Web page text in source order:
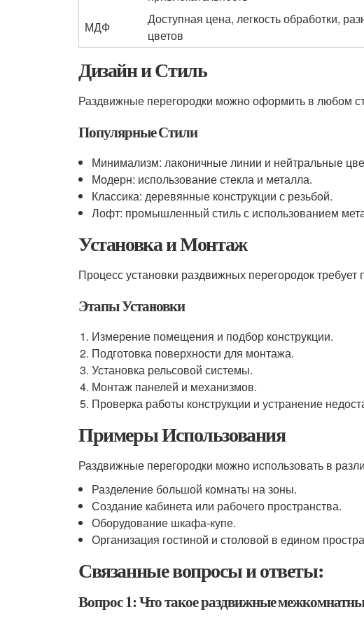
МДФ
Доступная цена, легкость обработки,
цветов
Дизайн и Стиль
Раздвижные перегородки можно оформить в любом
Популярные Стили
Минимализм: лаконичные линии и нейтральные
Модерн: использование стекла и металла.
Классика: деревянные конструкции с резьбой.
Лофт: промышленный стиль с использованием
Установка и Монтаж
Процесс установки раздвижных перегородок
Этапы Установки
Измерение помещения и подбор конструкции.
Подготовка поверхности для монтажа.
Установка рельсовой системы.
Монтаж панелей и механизмов.
Проверка работы конструкции и устранение
Примеры Использования
Раздвижные перегородки можно использовать в
Разделение большой комнаты на зоны.
Создание кабинета или рабочего пространства.
Оборудование шкафа-купе.
Организация гостиной и столовой в едином
Связанные вопросы и ответы:
Вопрос 1: Что такое раздвижные